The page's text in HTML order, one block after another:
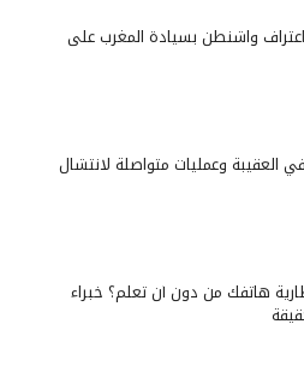
واشنطن بسيادة المغرب على
العقيبة وعمليات متواصلة لانتشال
هاتفك من دون أن تعلم؟ خبراء